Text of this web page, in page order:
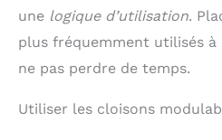
une logique d’utilisation.
plus fréquemment utilisés
ne pas perdre de temps.
Utiliser les cloisons